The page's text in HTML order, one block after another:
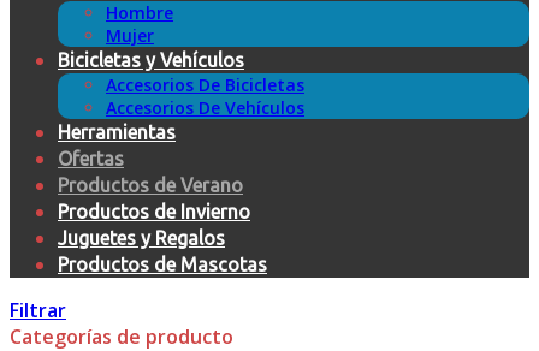
Hombre
Mujer
Bicicletas y Vehículos
Accesorios De Bicicletas
Accesorios De Vehículos
Herramientas
Ofertas
Productos de Verano
Productos de Invierno
Juguetes y Regalos
Productos de Mascotas
Filtrar
Categorías de producto